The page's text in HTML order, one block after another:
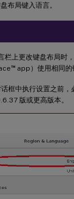
布局键入语言。
栏上更改键盘布局时
™app）使用相同的
话框中执行设置之前，
版或更高版本。